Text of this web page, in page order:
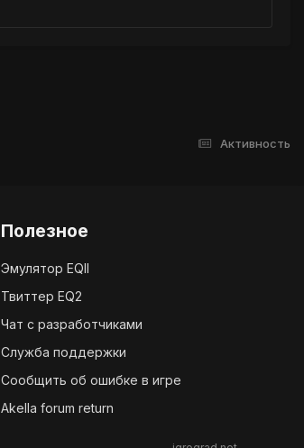
Активность
Полезное
Эмулятор EQII
Твиттер EQ2
Чат с разработчиками
Служба поддержки
Сообщить об ошибке в игре
Akella forum return